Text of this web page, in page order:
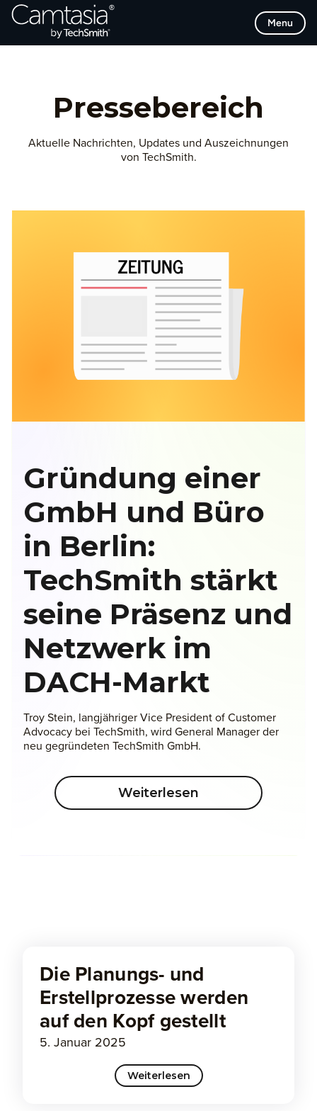
Direkt
zum
Menu
Pressebereich
Aktuelle Nachrichten, Updates und Auszeichnungen
von TechSmith.
Gründung einer
GmbH und Büro
in Berlin:
TechSmith stärkt
seine Präsenz und
Netzwerk im
DACH-Markt
Troy Stein, langjähriger Vice President of Customer
Advocacy bei TechSmith, wird General Manager der
neu gegründeten TechSmith GmbH.
Weiterlesen
Die Planungs- und
Erstellprozesse werden
auf den Kopf gestellt
5. Januar 2025
Weiterlesen